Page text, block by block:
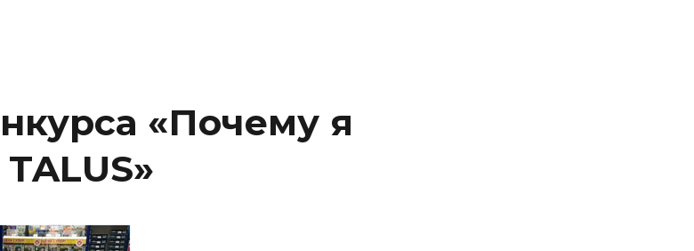
«Почему я